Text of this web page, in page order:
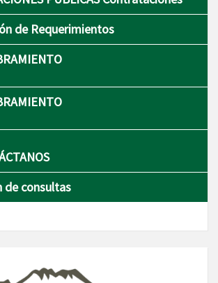
de Requerimientos
de consultas